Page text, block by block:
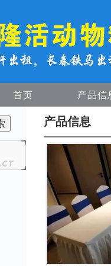
首页 产品信
产品信息